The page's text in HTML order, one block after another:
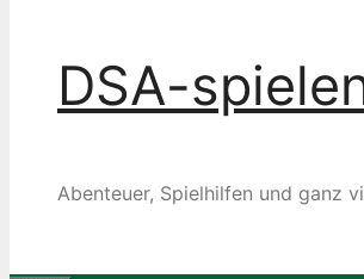
DSA-
Abenteuer, Spielhilfen und ganz